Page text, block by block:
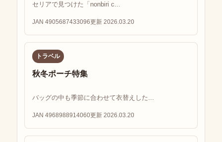
セリアで見つけた「nonbiri c...
JAN 4905687433096更新 2026.03.20
トラベル
秋冬ポーチ特集
バッグの中も季節に合わせて衣替えした...
JAN 4968988914060更新 2026.03.20